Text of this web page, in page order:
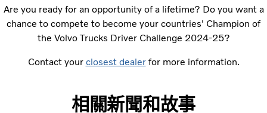
Are you ready for an opportunity of a lifetime? Do you want a
chance to compete to become your countries' Champion of
the Volvo Trucks Driver Challenge 2024-25?
Contact your closest dealerfor more information.
相關新聞和故事